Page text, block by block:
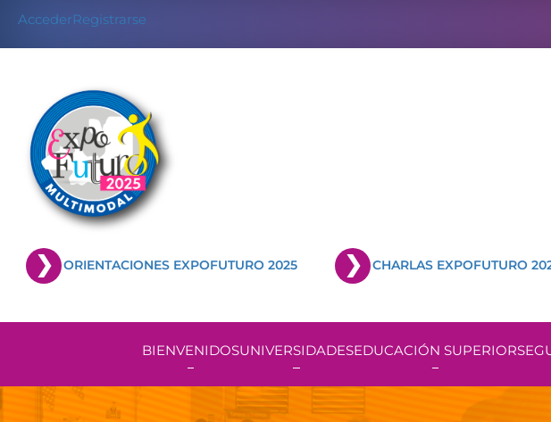
content
AccederRegistrarse
ORIENTACIONES EXPOFUTURO 2025 CHARLAS EXPOFUTURO
BIENVENIDOSUNIVERSIDADESEDUCACIÓN SUPERIOR